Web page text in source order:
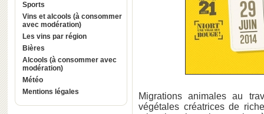
Sports
Vins et alcools (à consommer
avec modération)
Les vins par région
Bières
Alcools (à consommer avec
modération)
Météo
Mentions légales
Migrations animales au
végétales créatrices de